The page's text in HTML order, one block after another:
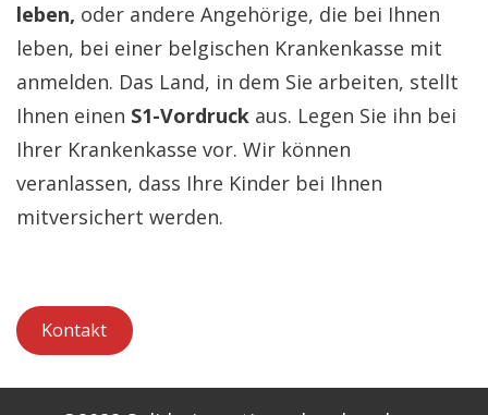
leben, oder andere Angehörige, die bei Ihnen
leben, bei einer belgischen Krankenkasse mit
anmelden. Das Land, in dem Sie arbeiten, stellt
Ihnen einen S1-Vordruck aus. Legen Sie ihn bei
Ihrer Krankenkasse vor. Wir können
veranlassen, dass Ihre Kinder bei Ihnen
mitversichert werden.
Kontakt